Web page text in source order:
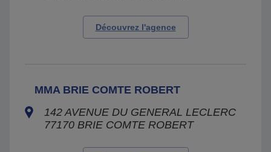
Découvrez l'agence
MMA BRIE COMTE ROBERT
142 AVENUE DU GENERAL LECLERC
77170 BRIE COMTE ROBERT